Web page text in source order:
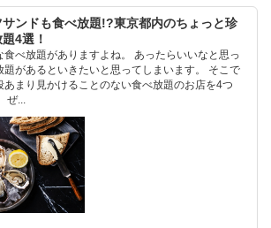
ンドも食べ放題!?東京都内のちょっと珍
4選！
食べ放題がありますよね。 あったらいいなと思っ
題があるといきたいと思ってしまいます。 そこで
あまり見かけることのない食べ放題のお店を4つ
...